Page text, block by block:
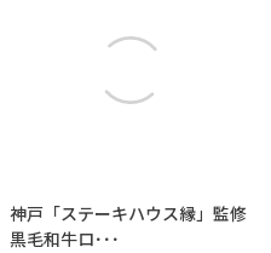
神戸「ステーキハウス縁」監修
黒毛和牛ロ･･･